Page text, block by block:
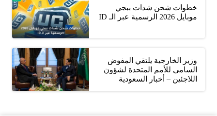
خطوات شحن شدات ببجي
موبايل 2026 الرسمية عبر الـ ID
وزير الخارجية يلتقي المفوض
السامي للأمم المتحدة لشؤون
اللاجئين – أخبار السعودية